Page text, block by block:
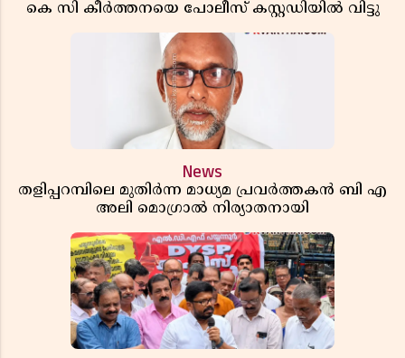
കെ സി കീർത്തനയെ പോലീസ് കസ്റ്റഡിയിൽ വിട്ടു
News
തളിപ്പറമ്പിലെ മുതിർന്ന മാധ്യമ പ്രവർത്തകൻ ബി എ
അലി മൊഗ്രാൽ നിര്യാതനായി